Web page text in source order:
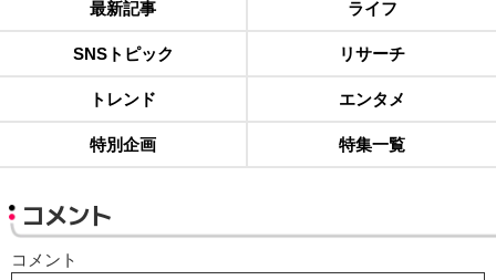
最新記事 ライフ
SNSトピック リサーチ
トレンド エンタメ
特別企画 特集一覧
コメント
コメント